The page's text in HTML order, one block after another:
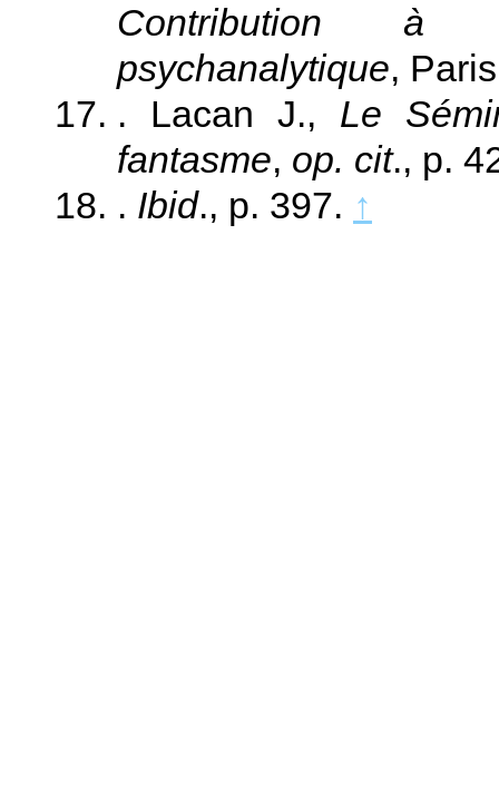
Contribution à
psychanalytique,
. Lacan J., Le
fantasme, op. cit., p.
. Ibid., p. 397. ↑